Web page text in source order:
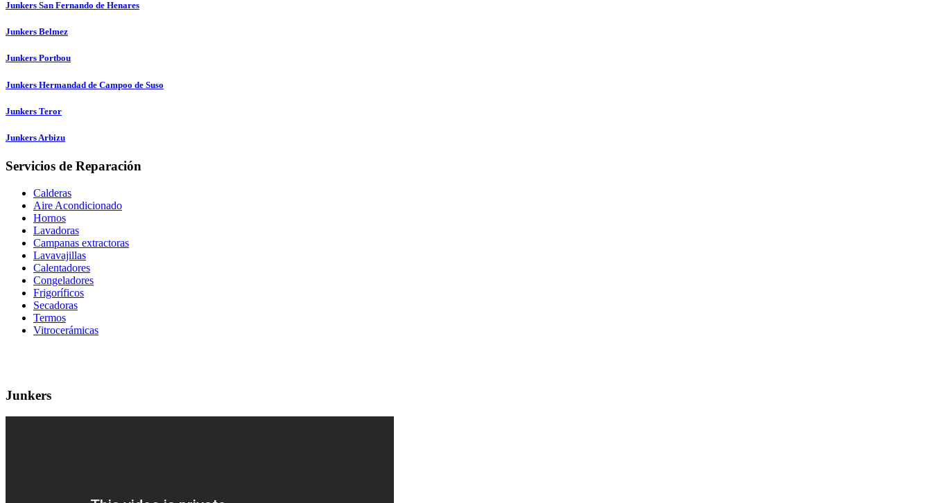
Junkers San Fernando de Henares
Junkers Belmez
Junkers Portbou
Junkers Hermandad de Campoo de Suso
Junkers Teror
Junkers Arbizu
Servicios de Reparación
Calderas
Aire Acondicionado
Hornos
Lavadoras
Campanas extractoras
Lavavajillas
Calentadores
Congeladores
Frigoríficos
Secadoras
Termos
Vitrocerámicas
Junkers